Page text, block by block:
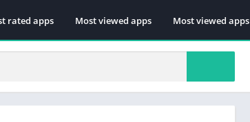
rated apps Most viewed apps Most viewed apps